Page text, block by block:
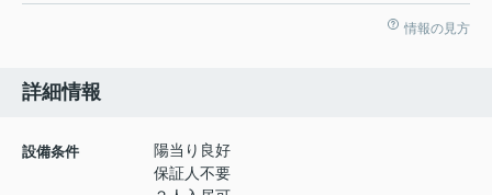
情報の見方
詳細情報
設備条件
陽当り良好
保証人不要